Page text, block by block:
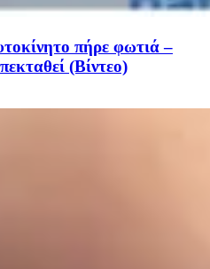
πήρε φωτιά –
(Βίντεο)